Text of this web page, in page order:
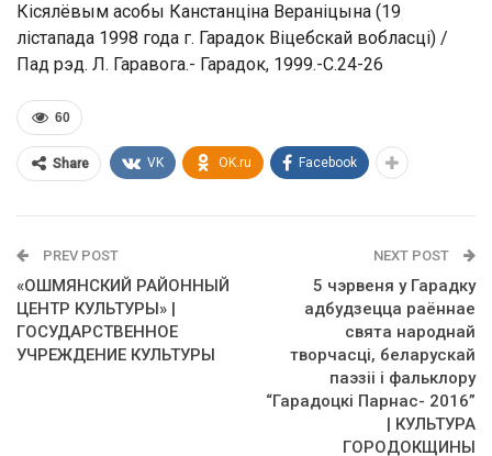
Кісялёвым асобы Канстанціна Вераніцына (19
лістапада 1998 года г. Гарадок Віцебскай вобласці) /
Пад рэд. Л. Гаравога.- Гарадок, 1999.-С.24-26
60
Share VK OK.ru Facebook
PREV POST
«ОШМЯНСКИЙ РАЙОННЫЙ
ЦЕНТР КУЛЬТУРЫ» |
ГОСУДАРСТВЕННОЕ
УЧРЕЖДЕНИЕ КУЛЬТУРЫ
NEXT POST
5 чэрвеня у Гарадку
адбудзецца раённае
свята народнай
творчасці, беларускай
паэзіі і фальклору
“Гарадоцкі Парнас- 2016”
| КУЛЬТУРА
ГОРОДОКЩИНЫ